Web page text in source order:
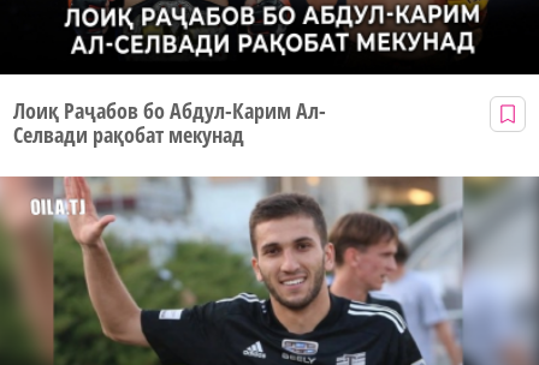
Лоиқ Раҷабов бо Абдул-Карим Ал-
Селвади рақобат мекунад